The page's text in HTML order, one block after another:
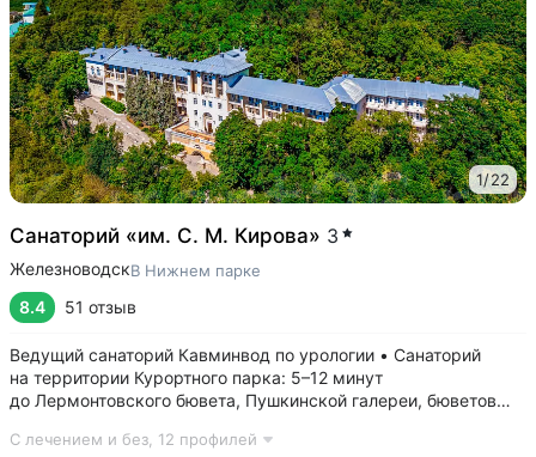
1/22
Санаторий «им. С. М. Кирова» 3
ЖелезноводскВ Нижнем парке
8.4 51 отзыв
Ведущий санаторий Кавминвод по урологии • Санаторий
на территории Курортного парка: 5–12 минут
до Лермонтовского бювета, Пушкинской галереи, бюветов
спусков и подъемов • Уединенное расположение у подножия
С лечением и без, 12 профилей